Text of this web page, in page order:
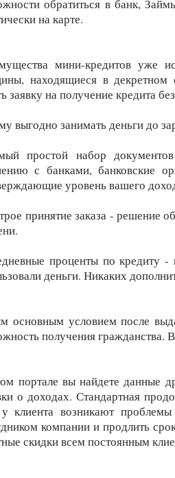
обратиться в банк,
на карте.
мини-кредитов уже
находящиеся в декретном
заявку на получение кредита
выгодно занимать деньги до
простой набор
с банками, банковские
уровень вашего
принятие заказа - решение
проценты по кредиту -
деньги. Никаких
основным условием после
получения гражданства.
портале вы найдете данные
о доходах. Стандартная
клиента возникают
компании и продлить
скидки всем постоянным